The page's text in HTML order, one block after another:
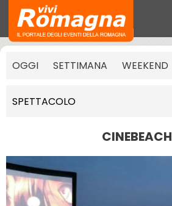
OGGI SETTIMANA WEEKEND
SPETTACOLO
CINEBEACH